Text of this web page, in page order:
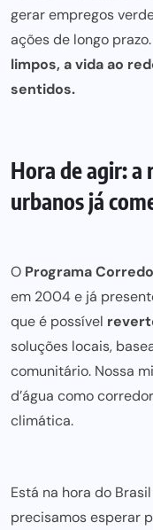
gerar empregos
ações de longo prazo.
limpos, a vida ao
sentidos.
Hora de agir: a
urbanos já
O Programa
em 2004 e já
que é possível
soluções locais,
comunitário. Nossa
d’água como
climática.
Está na hora do
precisamos esperar